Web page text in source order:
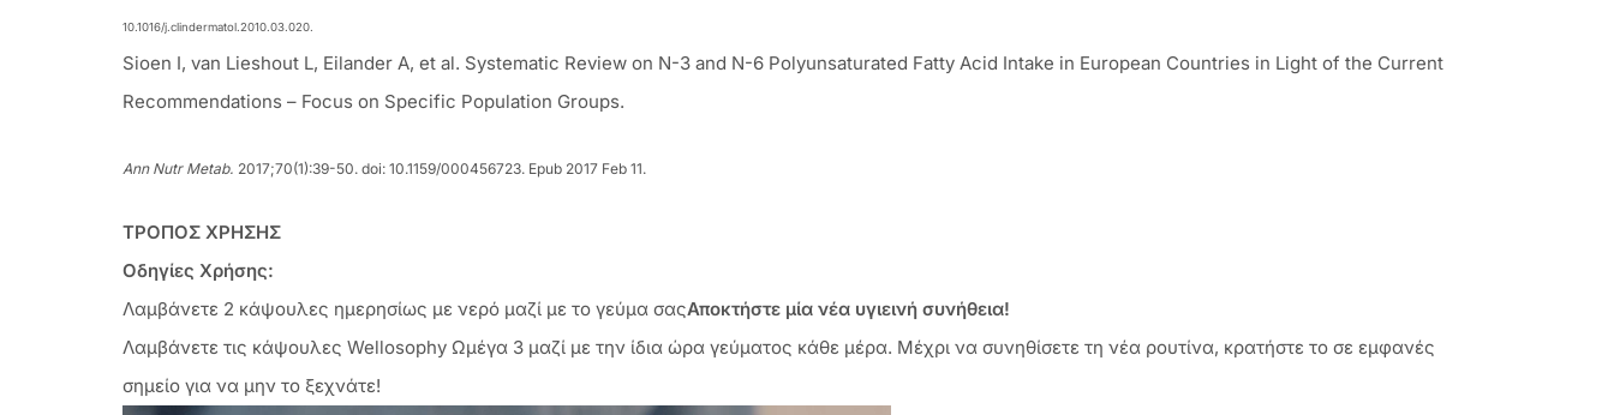
10.1016/j.clindermatol.2010.03.020.
Sioen I, van Lieshout L, Eilander A, et al. Systematic Review on N-3 and N-6 Polyunsaturated Fatty Acid Intake in European Countries in Light of the Current
Recommendations – Focus on Specific Population Groups.
Ann Nutr Metab. 2017;70(1):39-50. doi: 10.1159/000456723. Epub 2017 Feb 11.
ΤΡΟΠΟΣ ΧΡΗΣΗΣ
Οδηγίες Χρήσης:
Λαμβάνετε 2 κάψουλες ημερησίως με νερό μαζί με το γεύμα σαςΑποκτήστε μία νέα υγιεινή συνήθεια!
Λαμβάνετε τις κάψουλες Wellosophy Ωμέγα 3 μαζί με την ίδια ώρα γεύματος κάθε μέρα. Μέχρι να συνηθίσετε τη νέα ρουτίνα, κρατήστε το σε εμφανές
σημείο για να μην το ξεχνάτε!